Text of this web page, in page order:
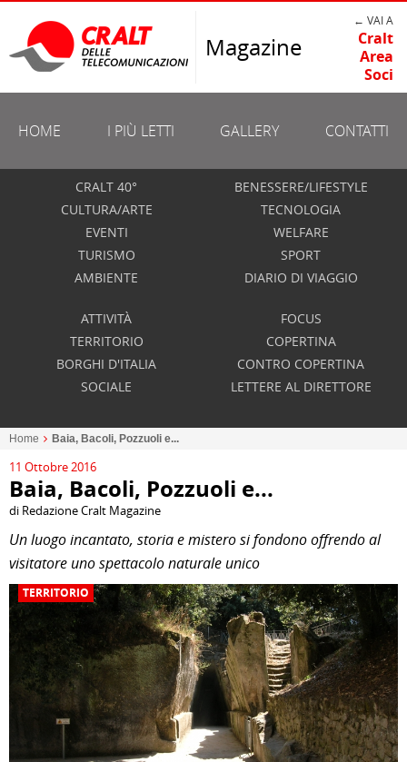
Magazine
← VAI A
Cralt
Area
Soci
HOME I PIÙ LETTI GALLERY CONTATTI
CRALT 40°
CULTURA/ARTE
EVENTI
TURISMO
AMBIENTE
BENESSERE/LIFESTYLE
TECNOLOGIA
WELFARE
SPORT
DIARIO DI VIAGGIO
ATTIVITÀ
TERRITORIO
BORGHI D'ITALIA
SOCIALE
FOCUS
COPERTINA
CONTRO COPERTINA
LETTERE AL DIRETTORE
Home Baia, Bacoli, Pozzuoli e...
11 Ottobre 2016
Baia, Bacoli, Pozzuoli e...
di Redazione Cralt Magazine
Un luogo incantato, storia e mistero si fondono offrendo al
visitatore uno spettacolo naturale unico
TERRITORIO